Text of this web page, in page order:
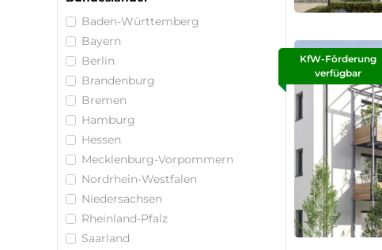
Baden-Württemberg
Bayern
Berlin
Brandenburg
Bremen
Hamburg
Hessen
Mecklenburg-Vorpommern
Nordrhein-Westfalen
Niedersachsen
Rheinland-Pfalz
Saarland
KfW-Förderung
verfügbar